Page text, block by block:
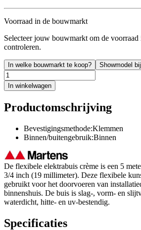
Voorraad in de bouwmarkt
Selecteer jouw bouwmarkt om de
controleren.
In welke bouwmarkt te koop? Showmodel
In winkelwagen
Productomschrijving
Bevestigingsmethode:Klemmen
Binnen/buitengebruik:Binnen
De flexibele elektrabuis crème is een 5
3/4 inch (19 millimeter). Deze flexibele
gebruikt voor het doorvoeren van
binnenshuis. De buis is slag-, vorm- en
waterdicht, hitte- en uv-bestendig.
Specificaties